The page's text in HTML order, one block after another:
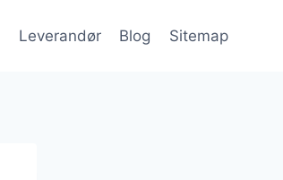
Leverandør Blog Sitemap